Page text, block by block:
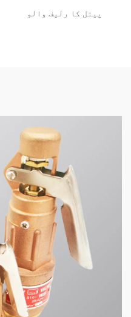
پیتل کا رلیف والو